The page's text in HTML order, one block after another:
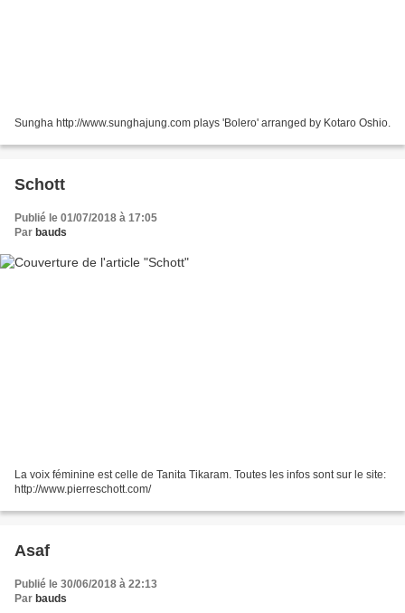
Sungha http://www.sunghajung.com plays 'Bolero' arranged by Kotaro Oshio.
Schott
Publié le 01/07/2018 à 17:05
Par bauds
La voix féminine est celle de Tanita Tikaram. Toutes les infos sont sur le site:
http://www.pierreschott.com/
Asaf
Publié le 30/06/2018 à 22:13
Par bauds